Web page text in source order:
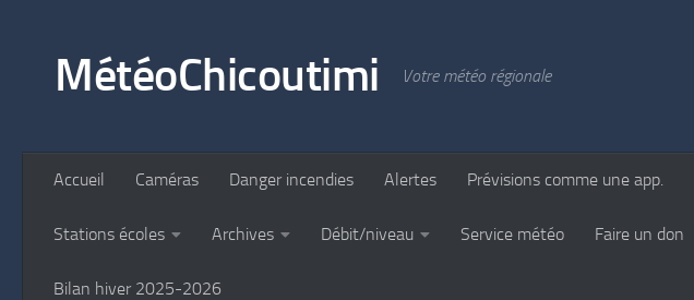
MétéoChicoutimi Votre météo régionale
Accueil Caméras Danger incendies Alertes Prévisions comme une app.
Stations écoles Archives Débit/niveau Service météo Faire un don
Bilan hiver 2025-2026